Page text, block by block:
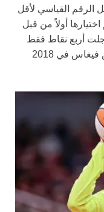
الرقم القياسي لأقل
من قبل اختيار رقم 1. تم اختيارها أولاً من قبل
ستار في 2017، وسجلت أربع نقاط فقط
في ظهورها. انتقل فريق ستارز إلى لاس فيغاس في 2018